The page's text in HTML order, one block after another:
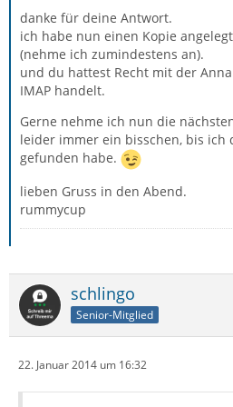
danke für deine Antwort.
ich habe nun einen Kopie
(nehme ich zumindestens an).
und du hattest Recht mit der
IMAP handelt.
Gerne nehme ich nun die
leider immer ein bisschen, bis ich
gefunden habe.
lieben Gruss in den Abend.
rummycup
schlingo
Senior-Mitglied
22. Januar 2014 um 16:32